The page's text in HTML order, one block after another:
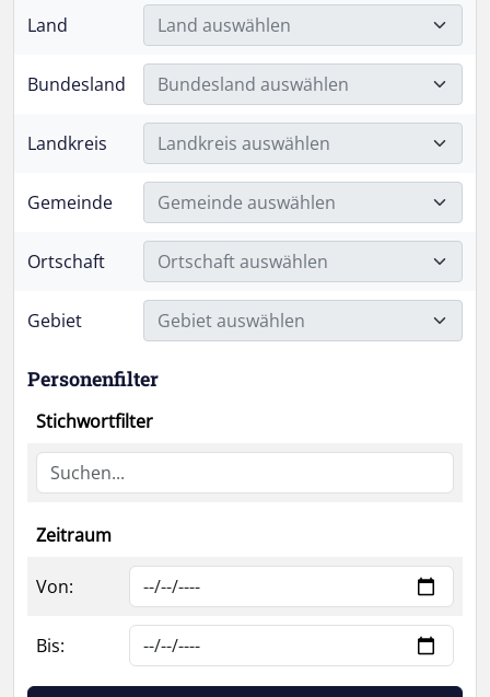
Land Land auswählen
Bundesland Bundesland auswählen
Landkreis Landkreis auswählen
Gemeinde Gemeinde auswählen
Ortschaft Ortschaft auswählen
Gebiet Gebiet auswählen
Personenfilter
Stichwortfilter
Zeitraum
Von:
Bis: